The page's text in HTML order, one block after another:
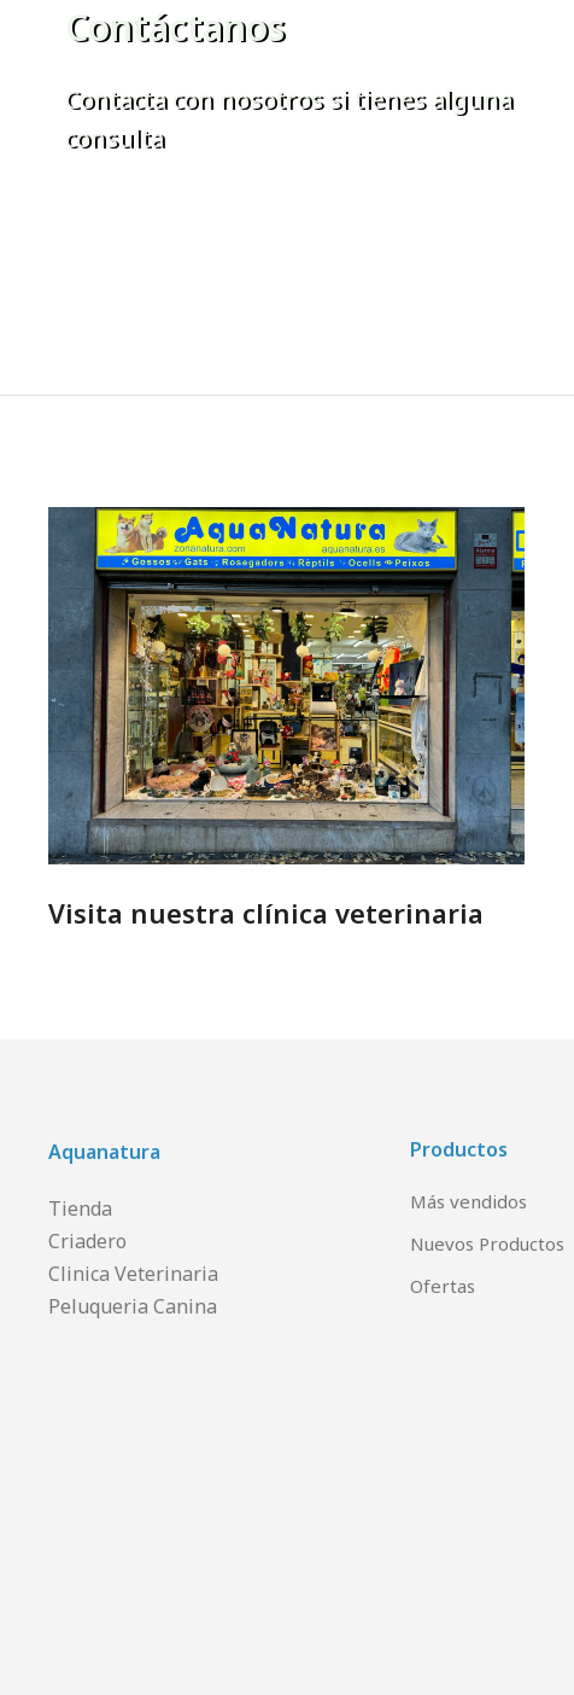
Contáctanos
Contacta con nosotros si tienes alguna
consulta
Visita nuestra clínica veterinaria
Aquanatura
Tienda
Criadero
Clinica Veterinaria
Peluqueria Canina
Productos
Más vendidos
Nuevos Productos
Ofertas